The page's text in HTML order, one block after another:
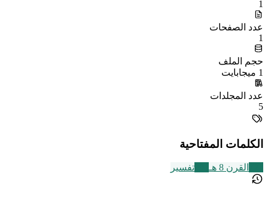
1
عدد الصفحات
1
حجم الملف
1 ميجابايت
عدد المجلدات
5
الكلمات المفتاحية
القرن 8 هـ تفسير